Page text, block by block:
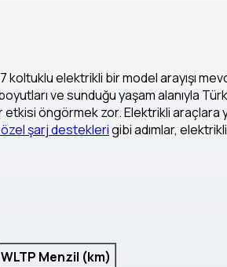
elektrikli bir model arayışı
ve sunduğu yaşam alanıyla
etkisi öngörmek zor. Elektrikli
özel şarj desteklerigibi adımlar,
WLTP Menzil (km)